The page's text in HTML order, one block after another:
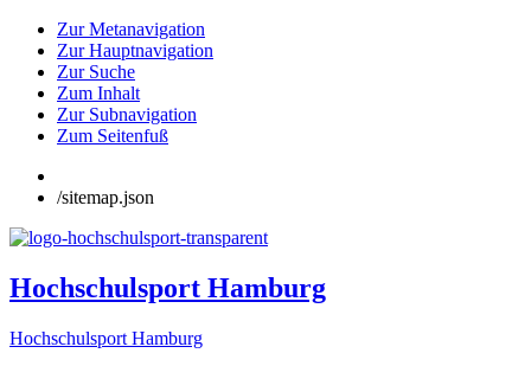
Zur Metanavigation
Zur Hauptnavigation
Zur Suche
Zum Inhalt
Zur Subnavigation
Zum Seitenfuß
/sitemap.json
Hochschulsport Hamburg
Hochschulsport Hamburg